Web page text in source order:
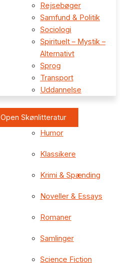
Rejsebøger
Samfund & Politik
Sociologi
Spirituelt – Mystik –
Alternativt
Sprog
Transport
Uddannelse
Open Skønlitteratur
Humor
Klassikere
Krimi & Spænding
Noveller & Essays
Romaner
Samlinger
Science Fiction